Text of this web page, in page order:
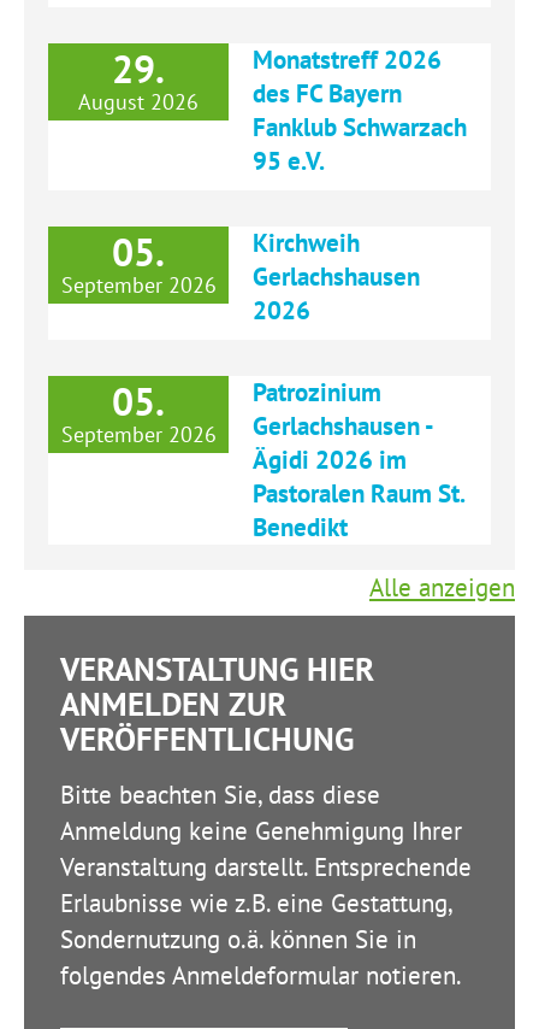
29.
August 2026
Monatstreff 2026
des FC Bayern
Fanklub Schwarzach
95 e.V.
05.
September 2026
Kirchweih
Gerlachshausen
2026
05.
September 2026
Patrozinium
Gerlachshausen -
Ägidi 2026 im
Pastoralen Raum St.
Benedikt
Alle anzeigen
VERANSTALTUNG HIER
ANMELDEN ZUR
VERÖFFENTLICHUNG
Bitte beachten Sie, dass diese
Anmeldung keine Genehmigung Ihrer
Veranstaltung darstellt. Entsprechende
Erlaubnisse wie z.B. eine Gestattung,
Sondernutzung o.ä. können Sie in
folgendes Anmeldeformular notieren.